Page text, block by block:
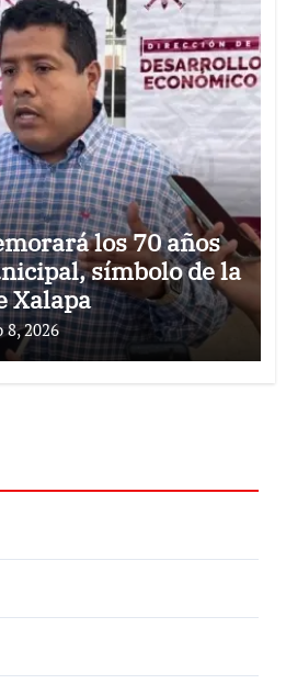
los 70 años
símbolo de la
Xalapa
8, 2026